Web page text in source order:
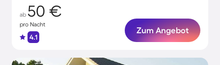
ab 50 €
pro Nacht
4.1
Zum Angebot